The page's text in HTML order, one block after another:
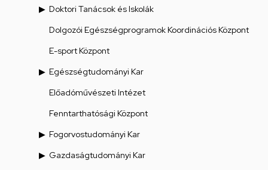
Doktori Tanácsok és Iskolák
Dolgozói Egészségprogramok Koordinációs Központ
E-sport Központ
Egészségtudományi Kar
Előadóművészeti Intézet
Fenntarthatósági Központ
Fogorvostudományi Kar
Gazdaságtudományi Kar